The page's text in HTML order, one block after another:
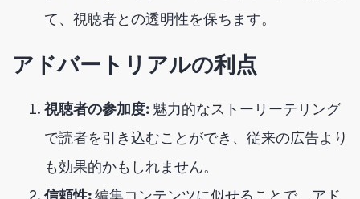
て、視聴者との透明性を保ちます。
アドバートリアルの利点
視聴者の参加度: 魅力的なストーリーテリング
で読者を引き込むことができ、従来の広告より
も効果的かもしれません。